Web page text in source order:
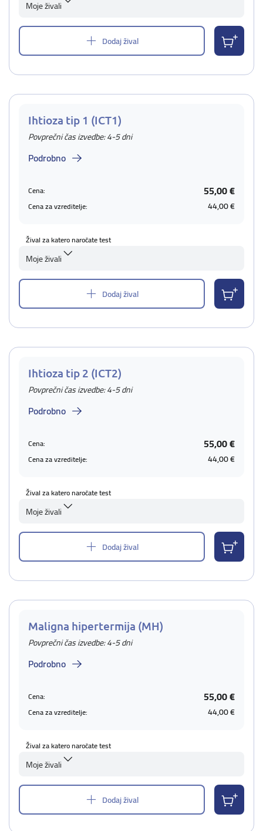
Moje živali
Dodaj žival
Ihtioza tip 1 (ICT1)
Povprečni čas izvedbe: 4-5 dni
Podrobno
Cena: 55,00 €
Cena za vzreditelje: 44,00 €
Žival za katero naročate test
Moje živali
Dodaj žival
Ihtioza tip 2 (ICT2)
Povprečni čas izvedbe: 4-5 dni
Podrobno
Cena: 55,00 €
Cena za vzreditelje: 44,00 €
Žival za katero naročate test
Moje živali
Dodaj žival
Maligna hipertermija (MH)
Povprečni čas izvedbe: 4-5 dni
Podrobno
Cena: 55,00 €
Cena za vzreditelje: 44,00 €
Žival za katero naročate test
Moje živali
Dodaj žival